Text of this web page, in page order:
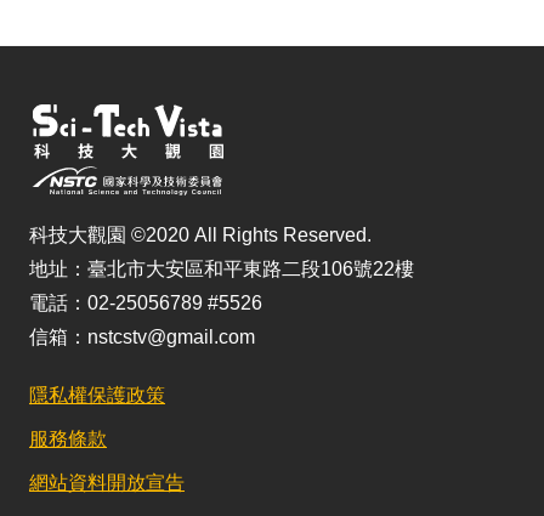
科技大觀園 ©2020 All Rights Reserved.
地址：臺北市大安區和平東路二段106號22樓
電話：02-25056789 #5526
信箱：nstcstv@gmail.com
隱私權保護政策
服務條款
網站資料開放宣告